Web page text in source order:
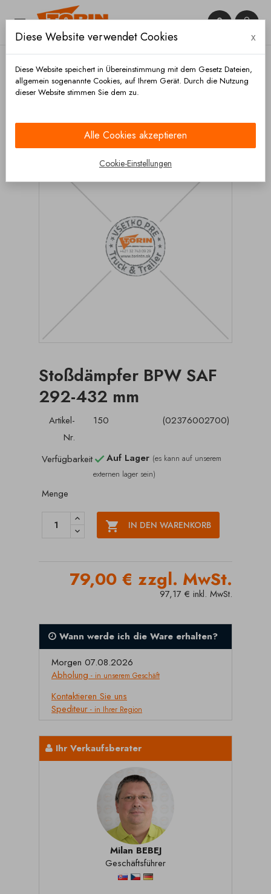
 

Stoßdämpfer BPW SAF
292-432 mm
Artikel-
Nr.
150 (02376002700)
Verfügbarkeit Auf Lager (es kann auf unserem
externen lager sein)
Menge
 IN DEN WARENKORB
79,00 € zzgl. MwSt.
97,17 € inkl. MwSt.
Wann werde ich die Ware erhalten?
Morgen 07.08.2026
Abholung - in unserem Geschäft
Kontaktieren Sie uns
Spediteur - in Ihrer Region
Ihr Verkaufsberater
Milan BEBEJ
Geschäftsführer
Diese Website verwendet Cookies x
Diese Website speichert in Übereinstimmung mit dem Gesetz Dateien,
allgemein sogenannte Cookies, auf Ihrem Gerät. Durch die Nutzung
dieser Website stimmen Sie dem zu.
Alle Cookies akzeptieren
Cookie-Einstellungen